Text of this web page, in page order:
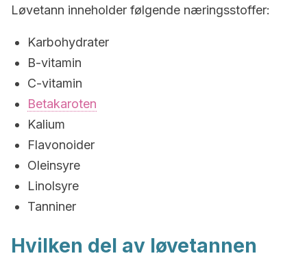
Løvetann inneholder følgende næringsstoffer:
Karbohydrater
B-vitamin
C-vitamin
Betakaroten
Kalium
Flavonoider
Oleinsyre
Linolsyre
Tanniner
Hvilken del av løvetannen